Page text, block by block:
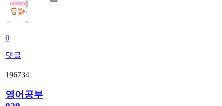
0
댓글
196734
영어공부